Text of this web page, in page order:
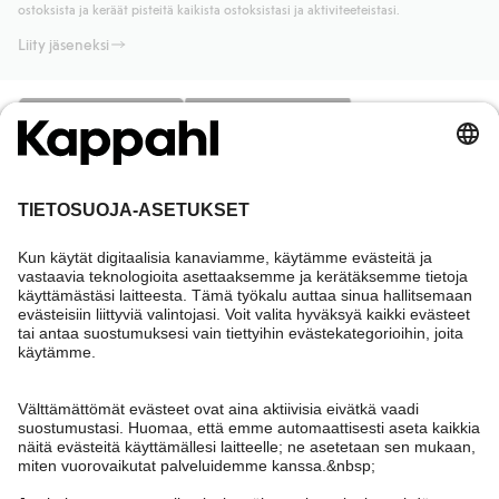
ostoksista ja keräät pisteitä kaikista ostoksistasi ja aktiviteeteistasi.
Liity jäseneksi
Tarvitsetko apua?
Asiakaspalvelu
Usein kysyttyä
Tilaus
Ota yhteyttä
Kappahl Club
Kappahl Club
Jäsenyysehdot
Tietoa Kappahl Group
Kestävä kehitys
Ehdot & käytännöt